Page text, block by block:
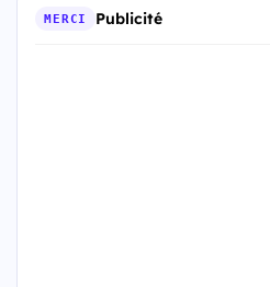
MERCI Publicité